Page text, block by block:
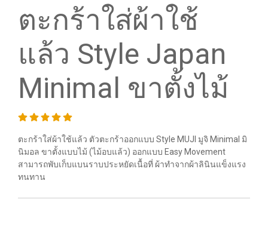
ตะกร้าใส่ผ้าใช้
แล้ว Style Japan
Minimal ขาตั้งไม้
ตะกร้าใส่ผ้าใช้แล้ว ตัวตะกร้าออกแบบ Style MUJI มูจิ Minimal มิ
นิมอล ขาตั้งแบบไม้ (ไม้อบแล้ว) ออกแบบ Easy Movement
สามารถพับเก็บแบนราบประหยัดเนื้อที่ ผ้าทำจากผ้าลินินแข็งแรง
ทนทาน